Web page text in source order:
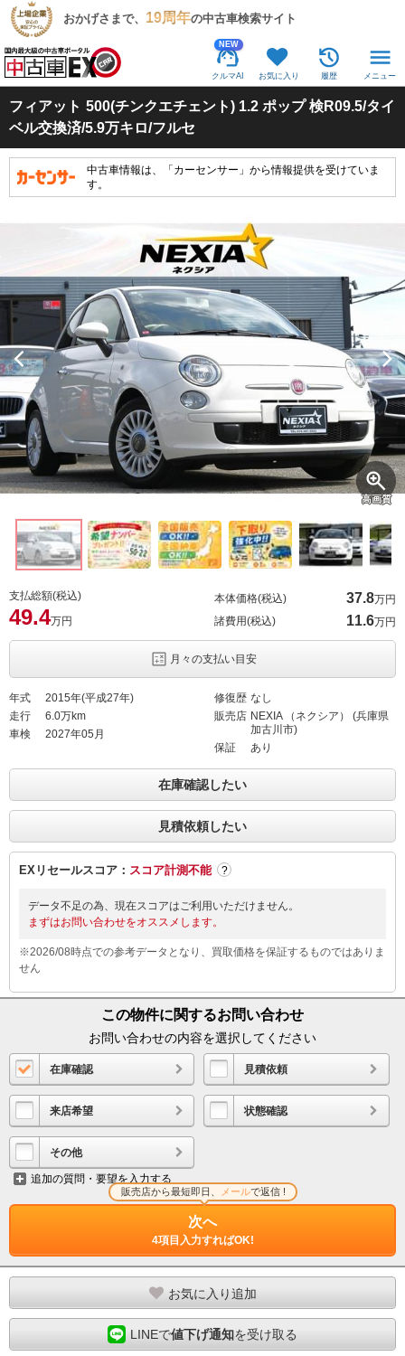
おかげさまで、 19周年の中古車検索サイト
NEW
クルマAI お気に入り 履歴 メニュー
フィアット 500(チンクエチェント) 1.2 ポップ 検R09.5/タイ
ベル交換済/5.9万キロ/フルセ
中古車情報は、「カーセンサー」から情報提供を受けていま
す。
高画質
支払総額(税込)
49.4万円
本体価格(税込) 37.8万円
諸費用(税込)
11.6万円
月々の支払い目安
年式
2015年(平成27年)
走行
6.0万km
車検
2027年05月
修復歴 なし
販売店 NEXIA （ネクシア） (兵庫県
加古川市)
保証
あり
在庫確認したい
見積依頼したい
EXリセールスコア： スコア計測不能 ?
データ不足の為、現在スコアはご利用いただけません。
まずはお問い合わせをオススメします。
※2026/08時点での参考データとなり、買取価格を保証するものではありま
せん
この物件に関するお問い合わせ
お問い合わせの内容を選択してください
在庫確認 見積依頼
来店希望 状態確認
その他
追加の質問・要望を入力する
次へ
4項目入力すればOK!
販売店から最短即日、 メールで返信 !
お気に入り追加
LINEで値下げ通知を受け取る